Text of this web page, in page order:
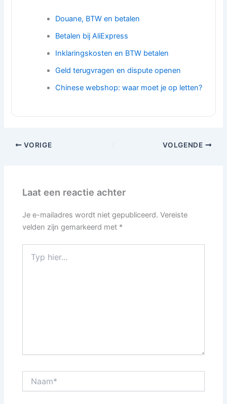
Douane, BTW en betalen
Betalen bij AliExpress
Inklaringskosten en BTW betalen
Geld terugvragen en dispute openen
Chinese webshop: waar moet je op letten?
VORIGE VOLGENDE
Laat een reactie achter
Je e-mailadres wordt niet gepubliceerd. Vereiste
velden zijn gemarkeerd met *
hier...